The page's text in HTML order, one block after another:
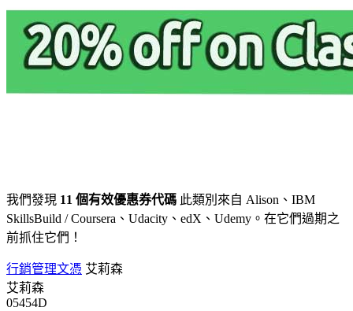
我們發現 11 個有效優惠券代碼 此類別來自 Alison、IBM
SkillsBuild / Coursera、Udacity、edX、Udemy。在它們過期之
前抓住它們！
行銷管理文憑 艾莉森
艾莉森
05454D